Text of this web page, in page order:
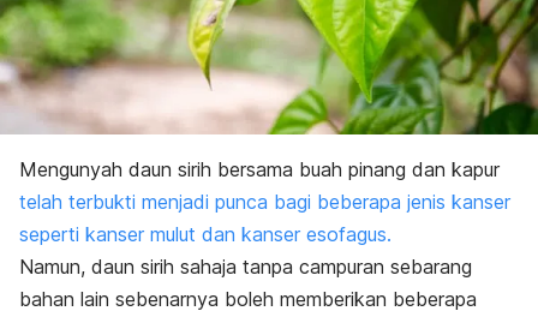
Mengunyah daun sirih bersama buah pinang dan kapur
telah terbukti menjadi punca bagi beberapa jenis kanser
seperti kanser mulut dan kanser esofagus.
Namun, daun sirih sahaja tanpa campuran sebarang
bahan lain sebenarnya boleh memberikan beberapa